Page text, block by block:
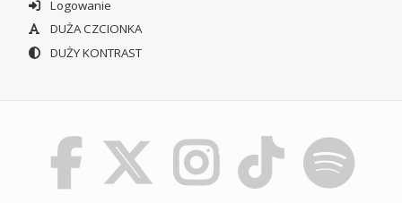
Logowanie
DUŻA CZCIONKA
DUŻY KONTRAST